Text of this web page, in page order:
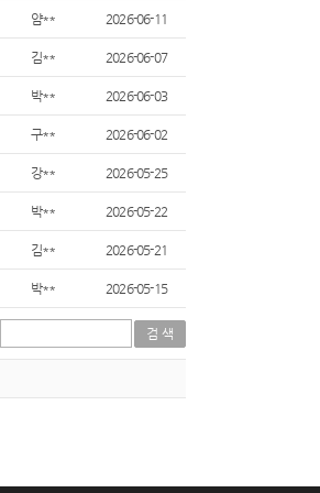
얌** 2026-06-11
김** 2026-06-07
박** 2026-06-03
구** 2026-06-02
강** 2026-05-25
박** 2026-05-22
김** 2026-05-21
박** 2026-05-15